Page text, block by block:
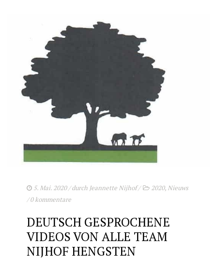
GESCHICHTE
TEAM
STELLEN
HENGSTE
DECKGELDER
EU-STATION
ICSI
ALLGEMEINE GESCHÄFTSBEDINGUNGEN
BESTELLFORMULAR
STUTENBETREUUNG
TEAM NIJHOF MARKET
5. Mai. 2020/ durch Jeannette Nijhof/ 2020, Nieuws
/0 kommentare
DEUTSCH GESPROCHENE
VIDEOS VON ALLE TEAM
NIJHOF HENGSTEN